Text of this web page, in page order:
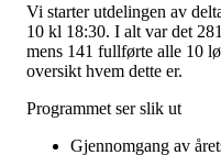
Vi starter utdelingen av
10 kl 18:30. I alt var det
mens 141 fullførte alle 10
oversikt hvem dette er.
Programmet ser slik ut
Gjennomgang av